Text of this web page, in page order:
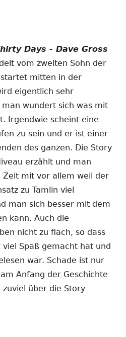
Days - Dave Gross
vom zweiten Sohn der
startet mitten in der
eigentlich sehr
wundert sich was mit
Irgendwie scheint eine
zu sein und er ist einer
des ganzen. Die Story
erzählt und man
mit vor allem weil der
zu Tamlin viel
man sich besser mit dem
kann. Auch die
nicht zu flach, so dass
viel Spaß gemacht hat und
war. Schade ist nur
Anfang der Geschichte
über die Story